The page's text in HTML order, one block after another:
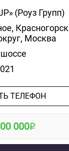
(Роуз Групп)
Красногорск
Москва
ТЕЛЕФОН
000